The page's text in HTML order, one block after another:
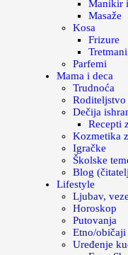
Manikir
Masaže
Kosa
Frizure
Parfemi
Mama i deca
Trudnoća
Roditeljstvo
Dečija
Recepti
Kozmetika
Igračke
Školske
Blog
Lifestyle
Ljubav,
Horoskop
Putovanja
Etno/običaji
Uređenje